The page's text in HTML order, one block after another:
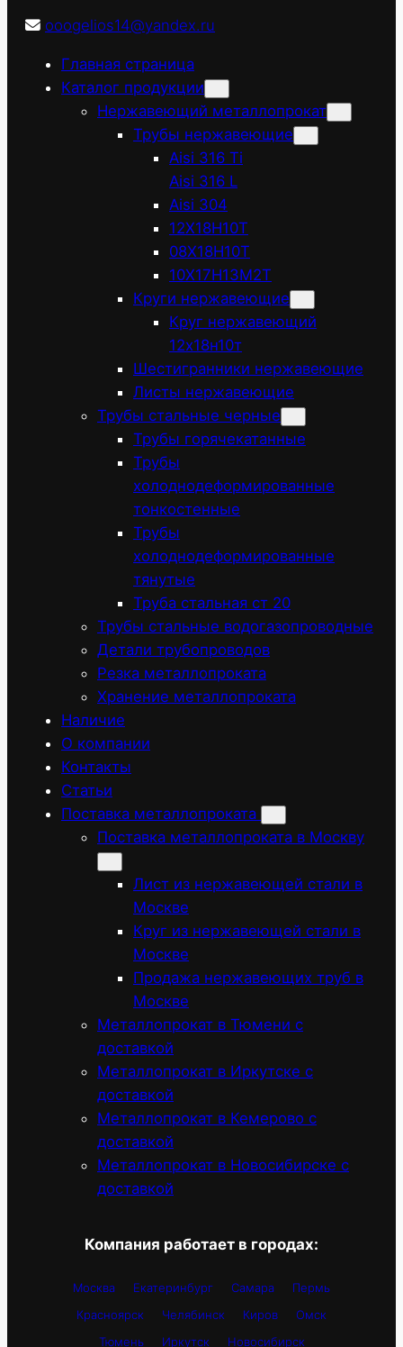
ooogelios14@yandex.ru
Главная страница
Каталог продукции
Нержавеющий металлопрокат
Трубы нержавеющие
Aisi 316 Ti
Aisi 316 L
Aisi 304
12Х18Н10Т
08Х18Н10Т
10Х17Н13М2Т
Круги нержавеющие
Круг нержавеющий
12х18н10т
Шестигранники нержавеющие
Листы нержавеющие
Трубы стальные черные
Трубы горячекатанные
Трубы
холоднодеформированные
тонкостенные
Трубы
холоднодеформированные
тянутые
Труба стальная ст 20
Трубы стальные водогазопроводные
Детали трубопроводов
Резка металлопроката
Хранение металлопроката
Наличие
О компании
Контакты
Статьи
Поставка металлопроката
Поставка металлопроката в Москву
Лист из нержавеющей стали в
Москве
Круг из нержавеющей стали в
Москве
Продажа нержавеющих труб в
Москве
Металлопрокат в Тюмени с
доставкой
Металлопрокат в Иркутске с
доставкой
Металлопрокат в Кемерово с
доставкой
Металлопрокат в Новосибирске с
доставкой
Компания работает в городах:
Москва Екатеринбург Самара
Пермь
Красноярск
Челябинск Киров
Омск
Тюмень
Иркутск Новосибирск